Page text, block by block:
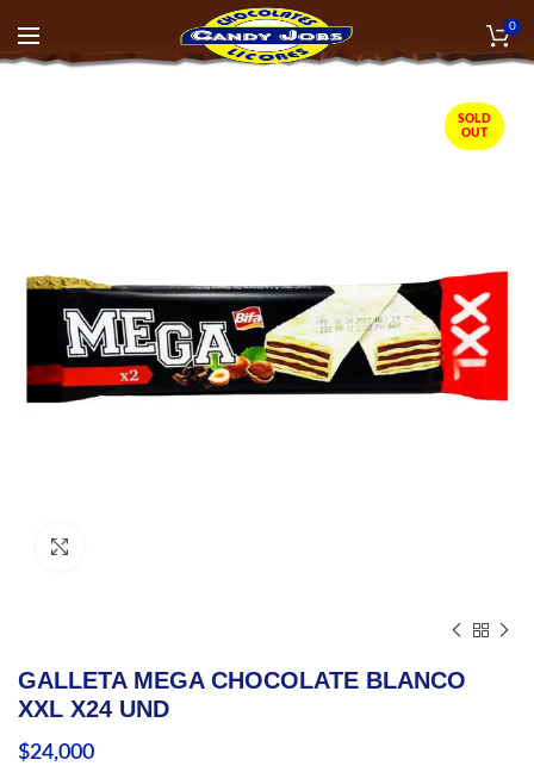
0
SOLD
OUT
GALLETA MEGA CHOCOLATE BLANCO
XXL X24 UND
$24,000